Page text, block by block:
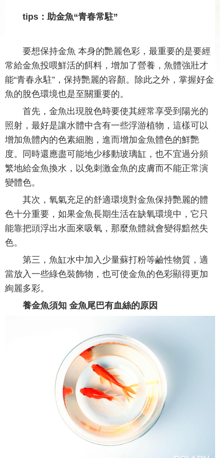
tips：助金魚“青春常駐”
要想保持金魚 本身的艷麗色彩，最重要的是要經
常給金魚投喂鮮活的餌料，增加了營養，魚體強壯才
能“青春永駐”，保持艷麗的容顏。除此之外，掌握好金
魚的脫色環境也是至關重要的。
首先，金魚出現脫色時要使其經常享受到陽光的
照射，最好是讓水體中含有一些浮游植物，這樣可以
增加魚體內的色素細胞，進而增加金魚體色的鮮艷
度。同時還應盡可能地少移動玻璃缸，也不宜過分頻
繁地給金魚換水，以免刺激金魚的皮膚而不能正常演
變體色。
其次，氧氣充足的舒適環境對金魚保持艷麗的體
色十分重要，如果金魚長期生活在缺氧環境中，它只
能靠把頭浮出水面來吸氧，那麼魚體就會變得黯然失
色。
第三，魚缸水中加入少量蘇打粉等鹼性物質，適
當放入一些綠色裝飾物，也可使金魚的色彩顯得更加
絢麗多彩。
養金魚須知 金魚尾巴有血絲的原因